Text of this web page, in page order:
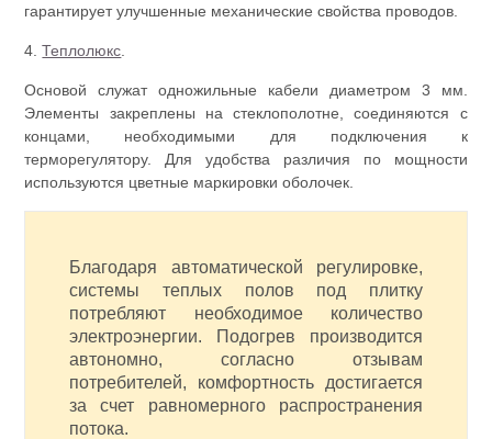
гарантирует улучшенные механические свойства проводов.
4.Теплолюкс
Основой служат одножильные кабели диаметром 3 мм.
Элементы закреплены на стеклополотне, соединяются с
концами, необходимыми для подключения к
терморегулятору. Для удобства различия по мощности
используются цветные маркировки оболочек.
Благодаря автоматической регулировке,
системы теплых полов под плитку
потребляют необходимое количество
электроэнергии. Подогрев производится
автономно, согласно отзывам
потребителей, комфортность достигается
за счет равномерного распространения
потока.